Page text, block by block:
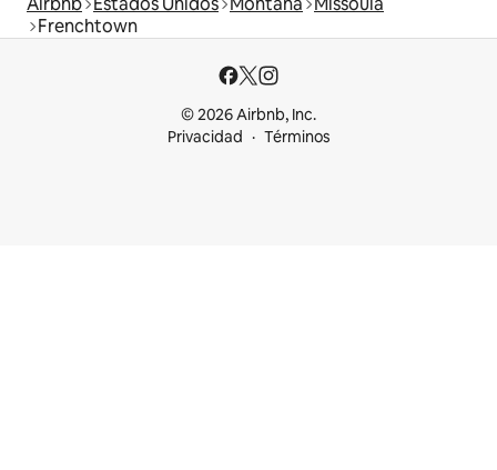
Frenchtown
© 2026 Airbnb, Inc.
Privacidad
Términos